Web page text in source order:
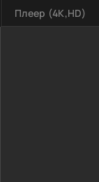
Плеер (4K,HD)